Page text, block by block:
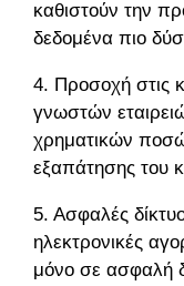
καθιστούν την
δεδομένα πιο
4. Προσοχή στις
γνωστών
χρηματικών
εξαπάτησης του
5. Ασφαλές
ηλεκτρονικές
μόνο σε ασφαλή